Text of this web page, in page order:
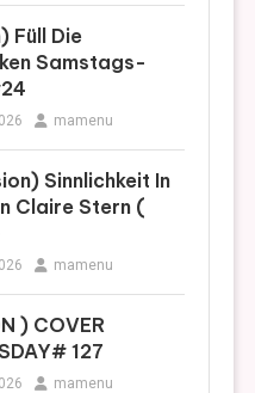
Füll Die
Samstags-
mamenu
Sinnlichkeit In
Claire Stern (
mamenu
) COVER
127
mamenu